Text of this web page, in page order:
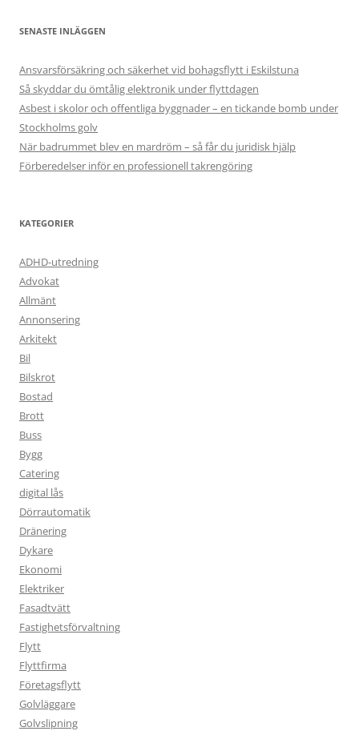
SENASTE INLÄGGEN
Ansvarsförsäkring och säkerhet vid bohagsflytt i Eskilstuna
Så skyddar du ömtålig elektronik under flyttdagen
Asbest i skolor och offentliga byggnader – en tickande bomb under
Stockholms golv
När badrummet blev en mardröm – så får du juridisk hjälp
Förberedelser inför en professionell takrengöring
KATEGORIER
ADHD-utredning
Advokat
Allmänt
Annonsering
Arkitekt
Bil
Bilskrot
Bostad
Brott
Buss
Bygg
Catering
digital lås
Dörrautomatik
Dränering
Dykare
Ekonomi
Elektriker
Fasadtvätt
Fastighetsförvaltning
Flytt
Flyttfirma
Företagsflytt
Golvläggare
Golvslipning